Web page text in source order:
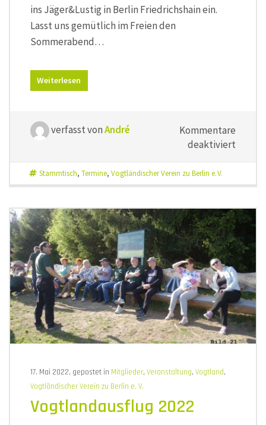
ins Jäger&Lustig in Berlin Friedrichshain ein.
Lasst uns gemütlich im Freien den
Sommerabend…
Weiterlesen
verfasst vonAndré
Kommentare
deaktiviert
Juli
Stammtisch, Termine, Vogtländischer Verein zu Berlin e. V.
17. Mai 2022, gepostet in Mitglieder, Veranstaltung, Vogtland,
Vogtländischer Verein zu Berlin e. V.
Vogtlandausflug 2022